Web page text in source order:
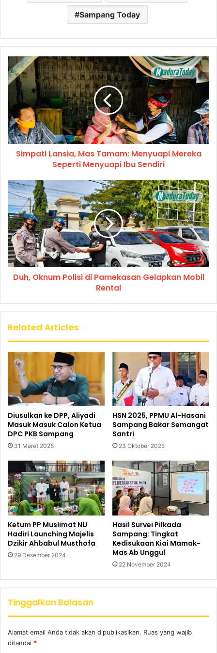
Sampang Today
Simpati Lansia, Mas Tamam: Menyuapi Mereka
Seperti Menyuapi Ibu Sendiri
Duh, Oknum Polisi di Pamekasan Gelapkan Mobil
Rental
Related Articles
Diusulkan ke DPP, Aliyadi
Masuk Masuk Calon Ketua
DPC PKB Sampang
31 Maret 2026
HSN 2025, PPMU Al-Hasani
Sampang Bakar Semangat
Santri
23 Oktober 2025
Ketum PP Muslimat NU
Hadiri Launching Majelis
Dzikir Ahbabul Musthofa
29 Desember 2024
Hasil Survei Pilkada
Sampang: Tingkat
Kedisukaan Kiai Mamak-
Mas Ab Unggul
22 November 2024
Tinggalkan Balasan
Alamat email Anda tidak akan dipublikasikan. Ruas yang wajib
ditandai *